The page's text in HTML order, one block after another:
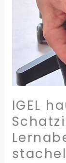
IGEL
Schatzinsel
stacheligen
Gästen